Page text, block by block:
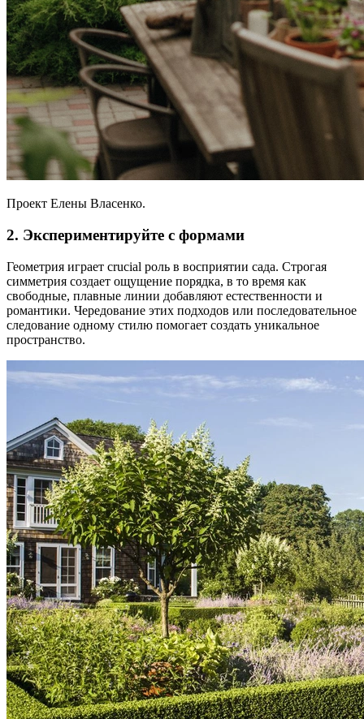
Проект Елены Власенко.
2. Экспериментируйте с формами
Геометрия играет crucial роль в восприятии сада. Строгая
симметрия создает ощущение порядка, в то время как
свободные, плавные линии добавляют естественности и
романтики. Чередование этих подходов или последовательное
следование одному стилю помогает создать уникальное
пространство.